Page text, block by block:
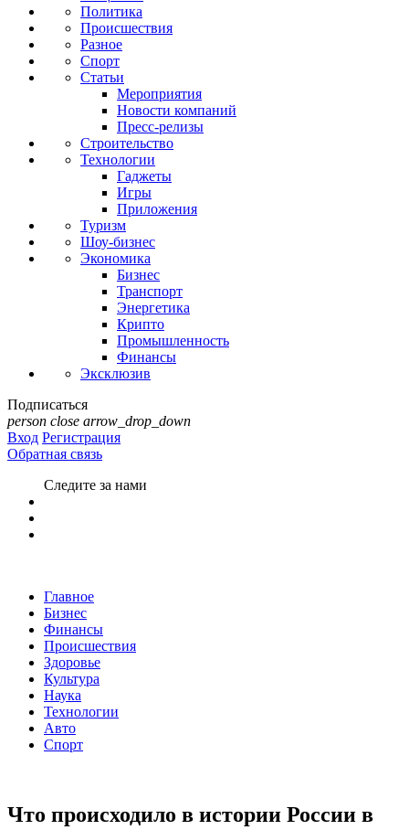
Политика
Происшествия
Разное
Спорт
Статьи
Мероприятия
Новости компаний
Пресс-релизы
Строительство
Технологии
Гаджеты
Игры
Приложения
Туризм
Шоу-бизнес
Экономика
Бизнес
Транспорт
Энергетика
Крипто
Промышленность
Финансы
Эксклюзив
Подписаться
person close arrow_drop_down
Вход Регистрация
Обратная связь
Следите за нами
Главное
Бизнес
Финансы
Происшествия
Здоровье
Культура
Наука
Технологии
Авто
Спорт
Что происходило в истории России в